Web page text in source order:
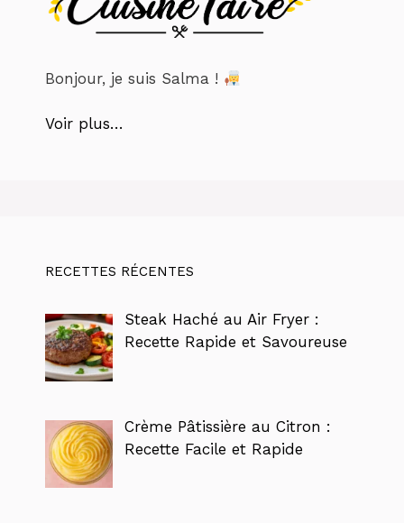
Bonjour, je suis Salma !
Voir plus…
RECETTES RÉCENTES
Steak Haché au Air Fryer :
Recette Rapide et Savoureuse
Crème Pâtissière au Citron :
Recette Facile et Rapide